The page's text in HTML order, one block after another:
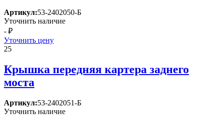
Артикул:53-2402050-Б
Уточнить наличие
- ₽
Уточнить цену
25
Крышка передняя картера заднего
моста
Артикул:53-2402051-Б
Уточнить наличие